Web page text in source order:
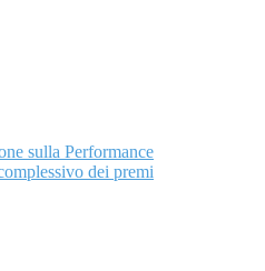
sulla Performance
dei premi